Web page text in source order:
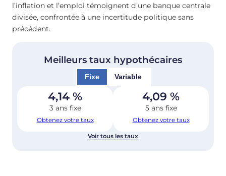
l’inflation et l’emploi témoignent d’une banque centrale
divisée, confrontée à une incertitude politique sans
précédent.
Meilleurs taux hypothécaires
Fixe Variable
4,14 %
3 ans fixe
Obtenez votre taux
4,09 %
5 ans fixe
Obtenez votre taux
Voir tous les taux